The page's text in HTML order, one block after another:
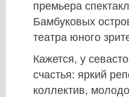
премьера
Бамбуковых
театра юного
Кажется, у
счастья: яркий
коллектив,